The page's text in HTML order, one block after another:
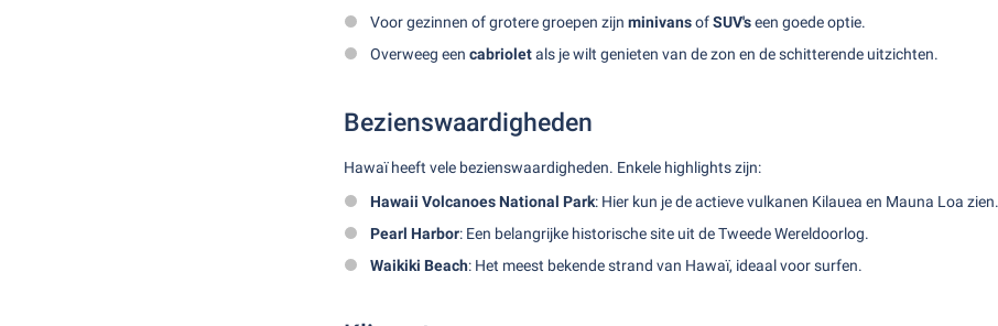
Voor gezinnen of grotere groepen zijn minivansofSUV'seen goede optie.
Overweeg een cabrioletals je wilt genieten van de zon en de schitterende uitzichten.
Bezienswaardigheden
Hawaï heeft vele bezienswaardigheden. Enkele highlights zijn:
Hawaii Volcanoes National Park: Hier kun je de actieve vulkanen Kilauea en Mauna Loa zien.
Pearl Harbor: Een belangrijke historische site uit de Tweede Wereldoorlog.
Waikiki Beach: Het meest bekende strand van Hawaï, ideaal voor surfen.